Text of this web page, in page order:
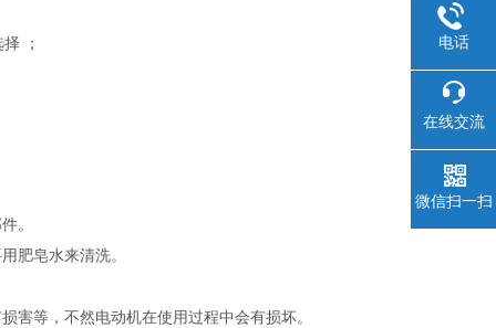
；
。
肥皂水来清洗。
害等，不然电动机在使用过程中会有损坏。
电话
在线交流
微信扫一扫